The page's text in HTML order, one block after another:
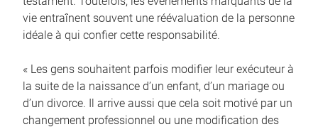
vie entraînent souvent une réévaluation de la personne
idéale à qui confier cette responsabilité.
« Les gens souhaitent parfois modifier leur exécuteur à
la suite de la naissance d’un enfant, d’un mariage ou
d’un divorce. Il arrive aussi que cela soit motivé par un
changement professionnel ou une modification des